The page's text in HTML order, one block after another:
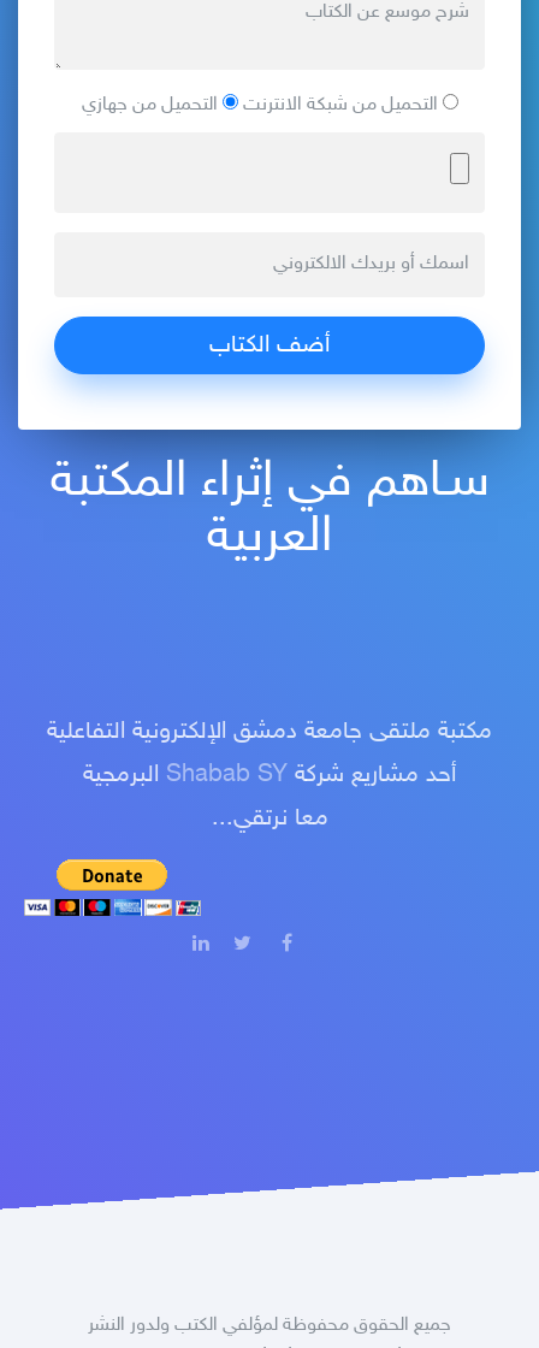
التحميل من شبكة الانترنت التحميل من جهازي
سـاهم في إثراء المكتبة
العربية
مكتبة ملتقى جامعة دمشق الإلكترونية التفاعلية
أحد مشاريع شركة Shabab SY البرمجية
معا نرتقي...
جميع الحقوق محفوظة لمؤلفي الكتب ولدور النشر